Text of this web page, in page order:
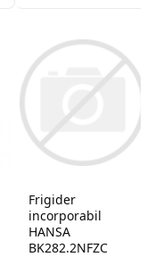
Frigider
incorporabil
HANSA
BK282.2NFZC